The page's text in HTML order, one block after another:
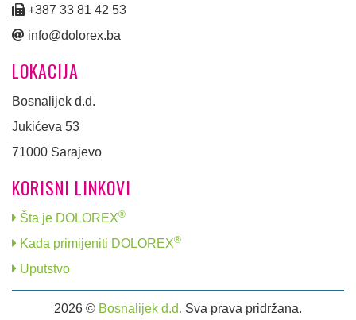
+387 33 81 42 53
info@dolorex.ba
LOKACIJA
Bosnalijek d.d.
Jukićeva 53
71000 Sarajevo
KORISNI LINKOVI
Šta je DOLOREX®
Kada primijeniti DOLOREX®
Uputstvo
2026 © Bosnalijek d.d. Sva prava pridržana.